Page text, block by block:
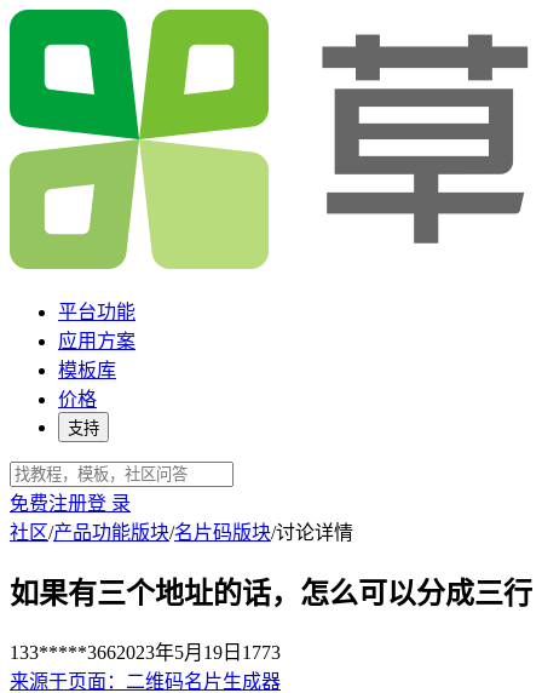
平台功能
应用方案
模板库
价格
支持
免费注册登 录
社区/产品功能版块/名片码版块/讨论详情
如果有三个地址的话，怎么可以分成三行
133*****3662023年5月19日 1773
来源于页面 ： 二维码名片生成器